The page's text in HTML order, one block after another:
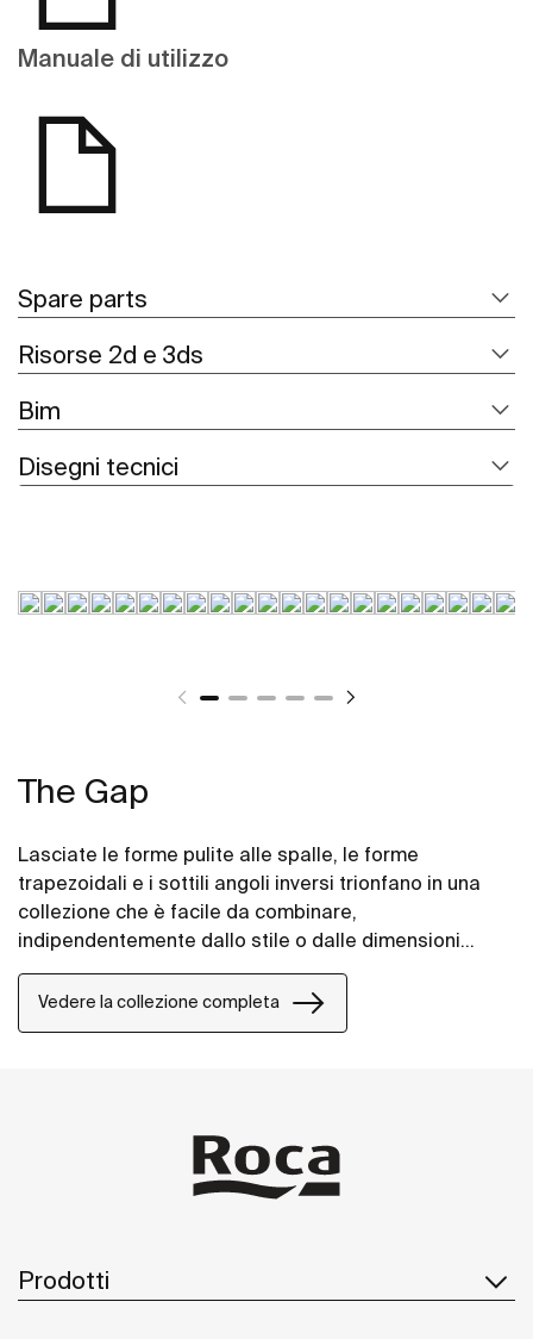
Manuale di utilizzo
Spare parts
Risorse 2d e 3ds
Bim
Disegni tecnici
The Gap
Lasciate le forme pulite alle spalle, le forme
trapezoidali e i sottili angoli inversi trionfano in una
collezione che è facile da combinare,
indipendentemente dallo stile o dalle dimensioni
dello spazio bagno.
Vedere la collezione completa
Prodotti